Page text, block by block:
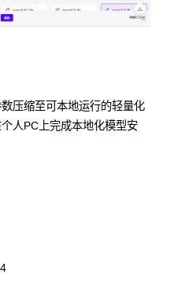
压缩至可本地运行的轻量化
人PC上完成本地化模型安
4